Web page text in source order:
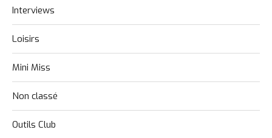
Interviews
Loisirs
Mini Miss
Non classé
Outils Club